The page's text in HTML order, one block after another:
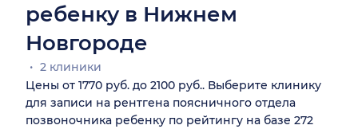
ребенку в Нижнем
Новгороде
2 клиники
Цены от 1770 руб. до 2100 руб.. Выберите клинику
для записи на рентгена поясничного отдела
позвоночника ребенку по рейтингу на базе 272